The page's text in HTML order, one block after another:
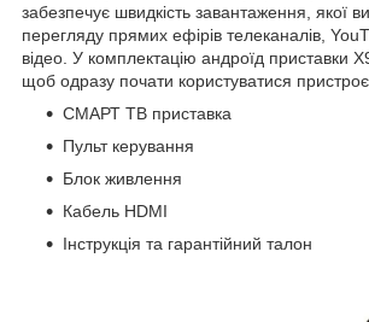
забезпечує швидкість завантаження, якої
перегляду прямих ефірів телеканалів,
відео. У комплектацію андроїд приставки
щоб одразу почати користуватися
СМАРТ ТВ приставка
Пульт керування
Блок живлення
Кабель HDMI
Інструкція та гарантійний талон